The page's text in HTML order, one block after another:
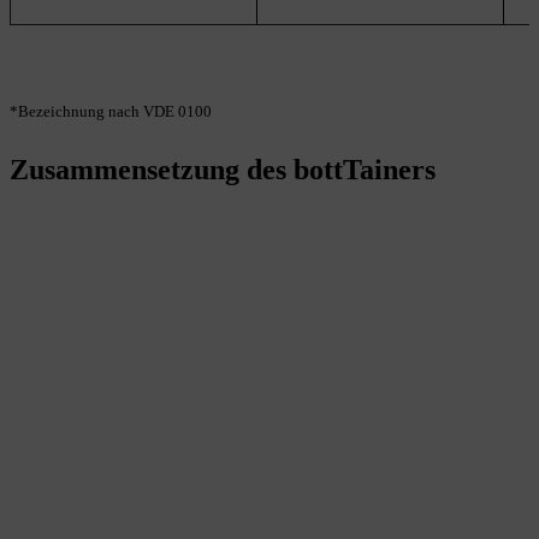
*Bezeichnung nach VDE 0100
Zusammensetzung des bottTainers